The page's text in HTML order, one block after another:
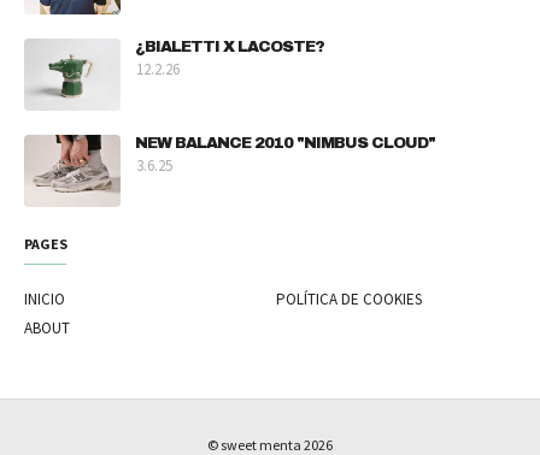
¿BIALETTI X LACOSTE?
12.2.26
NEW BALANCE 2010 "NIMBUS CLOUD"
3.6.25
PAGES
INICIO
POLÍTICA DE COOKIES
ABOUT
© sweet menta 2026